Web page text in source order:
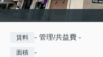
賃料 - 管理/共益費 -
面積 -